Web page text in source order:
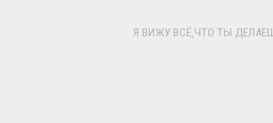
Я ВИЖУ ВСЁ,ЧТО ТЫ